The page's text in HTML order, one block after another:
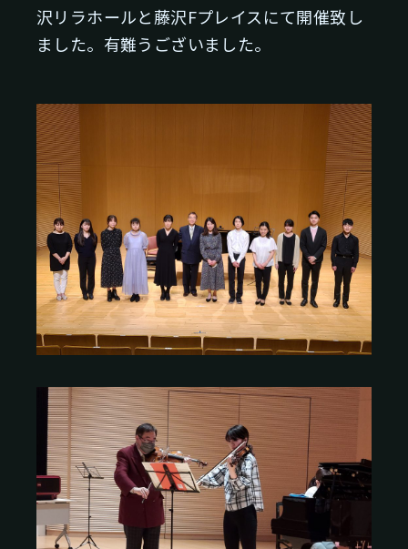
沢リラホールと藤沢Fプレイスにて開催致し
ました。有難うございました。